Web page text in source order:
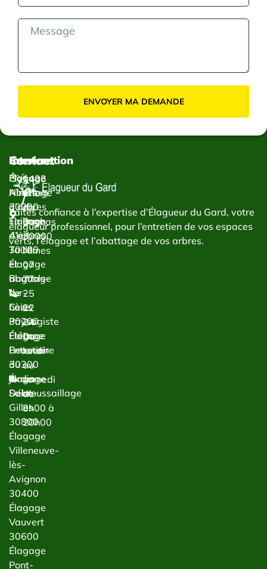
ENVOYER MA DEMANDE
Faites confiance à l’expertise d’Élagueur du Gard, votre
élagueur professionnel, pour l’entretien de vos espaces
verts, l’élagage et l’abattage de vos arbres.
Services
Élagage
Abattage
d’arbres
Taillage
d’arbres
Taille
et
abattage
de
haies
Paysagiste
Étêtage
Entretien
du
jardin
Débroussaillage
Intervention
Élagage
Nîmes
30000
Élagage
Alès
30100
Élagage
Bagnols-
sur-
Cèze
30200
Élagage
Beaucaire
30300
Élagage
Saint-
Gilles
30800
Élagage
Villeneuve-
lès-
Avignon
30400
Élagage
Vauvert
30600
Élagage
Pont-
Contact
1433
Chem.
du
Bachas
30000
Nîmes
07
77
25
22
24
Du
lundi
au
samedi
de
8h00 à
20h00